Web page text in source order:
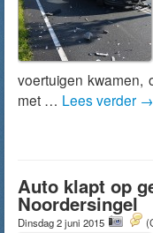
voertuigen kwamen,
met … Lees verder →
Auto klapt op
Noordersingel
Dinsdag 2 juni 2015